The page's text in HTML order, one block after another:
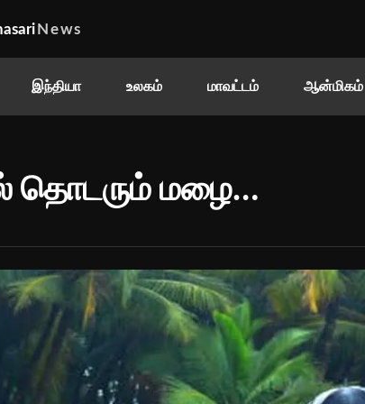
News
இந்தியா உலகம் மாவட்டம் ஆன்மிகம்
தொடரும் மழை…